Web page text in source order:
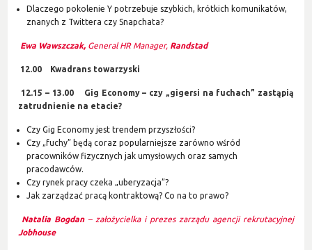
Dlaczego pokolenie Y potrzebuje szybkich, krótkich komunikatów,
znanych z Twittera czy Snapchata?
Ewa Wawszczak, General HR Manager, Randstad
12.00 Kwadrans towarzyski
12.15 – 13.00 Gig Economy – czy „gigersi na fuchach” zastąpią
zatrudnienie na etacie?
Czy Gig Economy jest trendem przyszłości?
Czy „fuchy” będą coraz popularniejsze zarówno wśród
pracowników fizycznych jak umysłowych oraz samych
pracodawców.
Czy rynek pracy czeka „uberyzacja”?
Jak zarządzać pracą kontraktową? Co na to prawo?
Natalia Bogdan– założycielka i prezes zarządu agencji rekrutacyjnej
Jobhouse